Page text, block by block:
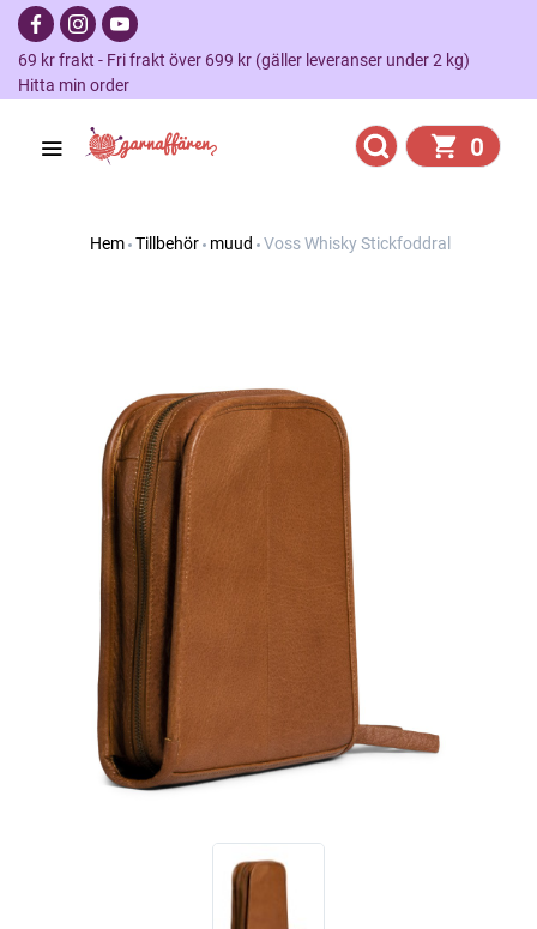
69 kr frakt - Fri frakt över 699 kr (gäller leveranser under 2 kg)
Hitta min order
0
Hem Tillbehör muud Voss Whisky Stickfoddral